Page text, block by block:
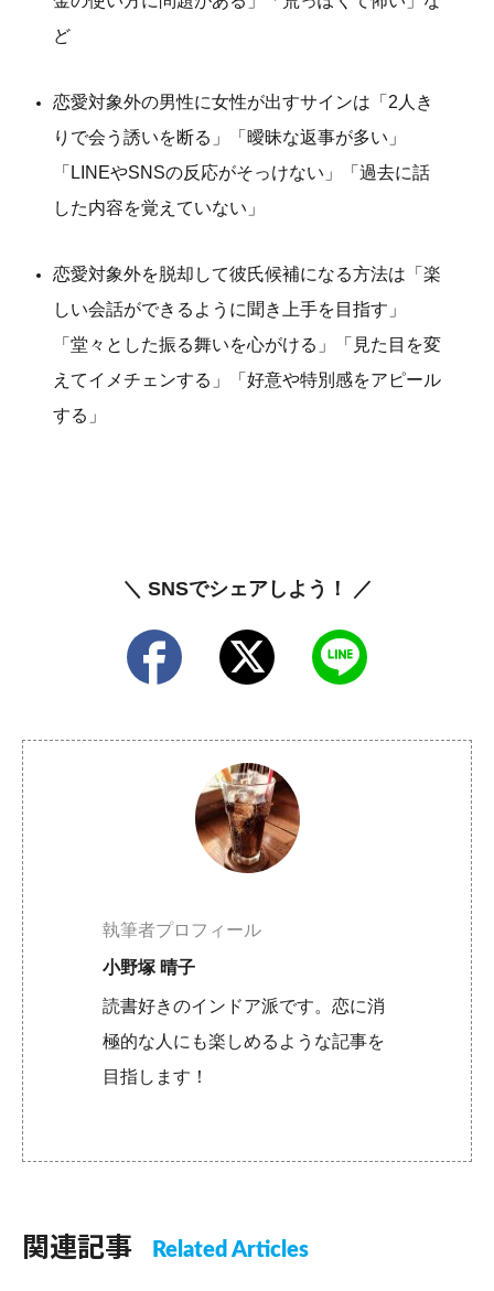
ど
恋愛対象外の男性に女性が出すサインは「2人き
りで会う誘いを断る」「曖昧な返事が多い」
「LINEやSNSの反応がそっけない」「過去に話
した内容を覚えていない」
恋愛対象外を脱却して彼氏候補になる方法は「楽
しい会話ができるように聞き上手を目指す」
「堂々とした振る舞いを心がける」「見た目を変
えてイメチェンする」「好意や特別感をアピール
する」
＼ SNSでシェアしよう！ ／
執筆者プロフィール
小野塚 晴子
読書好きのインドア派です。恋に消
極的な人にも楽しめるような記事を
目指します！
関連記事 Related Articles